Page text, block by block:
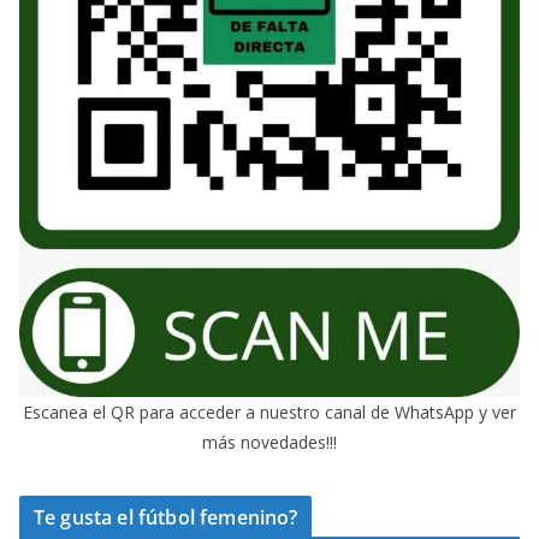
Escanea el QR para acceder a nuestro canal de WhatsApp y ver
más novedades!!!
Te gusta el fútbol femenino?